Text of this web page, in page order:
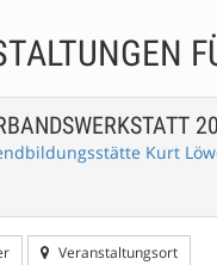
Kurt
Veranstaltungsort